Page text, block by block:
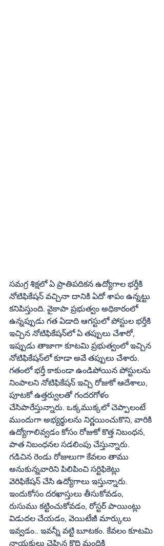
సమగ్ర శిక్షలో ఏ ప్రాతిపదికన ఉద్యోగాల భర్తీకి
నోటిఫికేషన్‌ వచ్చినా దానికి ఏదో శాపం ఉన్నట్టు
కనిపిస్తుంది. వైకాపా ప్రభుత్వం అధికారంలో
ఉన్నప్పుడు గత ఏడాది ఆగస్టులో పోస్టుల భర్తీకి
ఇచ్చిన నోటిఫికేషన్‌లో ఏ తప్పులు చేశారో,
ఇప్పుడు తాజాగా కూటమి ప్రభుత్వంలో ఇచ్చిన
నోటిఫికేషన్‌లో కూడా అవే తప్పులు చేశారు.
గతంలో భర్తీ కాకుండా ఉండిపోయిన పోస్టులను
నింపాలని నోటిఫికేషన్‌ ఇచ్చి రోజుకో ఆదేశాలు,
పూటకో ఉత్తర్వులతో గందరగోళం
చేసిపారేస్తున్నారు. ఒక్కముక్కలో చెప్పాలంటే
ముందుగా అభ్యర్థులను నిర్ణయించుకొని, వారికి
ఉద్యోగాలివ్వడం కోసం రోజుకో కొత్త నిబంధన,
పాత నిబంధనల సడలింపు చేస్తున్నారు.
గడిచిన రెండు రోజులుగా కేవలం తాము
అనుకున్నవారిని పిలిపించి సర్టిఫికెట్లు
వెరిఫికేషన్‌ చేసి ఉద్యోగాలు ఇస్తున్నారు.
ఇందుకోసం దరఖాస్తులు తీసుకోవడం,
రుసుము కట్టించుకోవడం, రోస్టర్‌ పాయింట్లు
విడుదల చేయడం, వెయిటేజీ మార్కులు
ఇవ్వడం.. ఇవన్నీ వట్టి బూటకం. కేవలం కూటమి
నాయకులు చెప్పిన కొద్ది మందికి